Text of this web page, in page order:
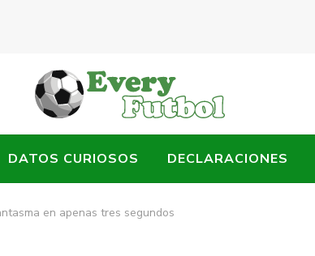
DATOS CURIOSOS DECLARACIONES
en apenas tres segundos